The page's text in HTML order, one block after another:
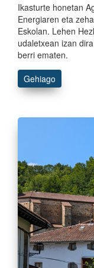
Ikasturte honetan
Energiaren eta
Eskolan. Lehen
udaletxean izan
berri ematen.
Gehiago